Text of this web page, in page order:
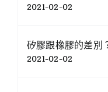
2021-02-02
矽膠跟橡膠的差別
2021-02-02